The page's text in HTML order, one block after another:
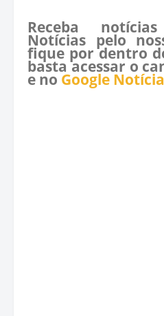
Receba
Notícias pelo
fique por dentro
basta acessar o
e no Google